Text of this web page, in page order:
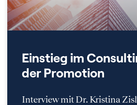
Einstieg im
der Promotion
Interview mit Dr. Kristina